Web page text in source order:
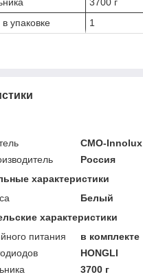
упаковке
1
CMO-Innolux
Россия
характеристики
Белый
характеристики
питания
в комплекте
HONGLI
3700 г